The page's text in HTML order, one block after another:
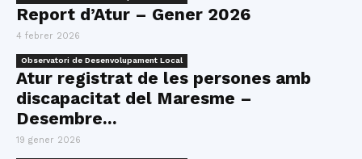
Report d’Atur – Gener 2026
4 febrer 2026
Observatori de Desenvolupament Local
Atur registrat de les persones amb
discapacitat del Maresme –
Desembre...
19 gener 2026